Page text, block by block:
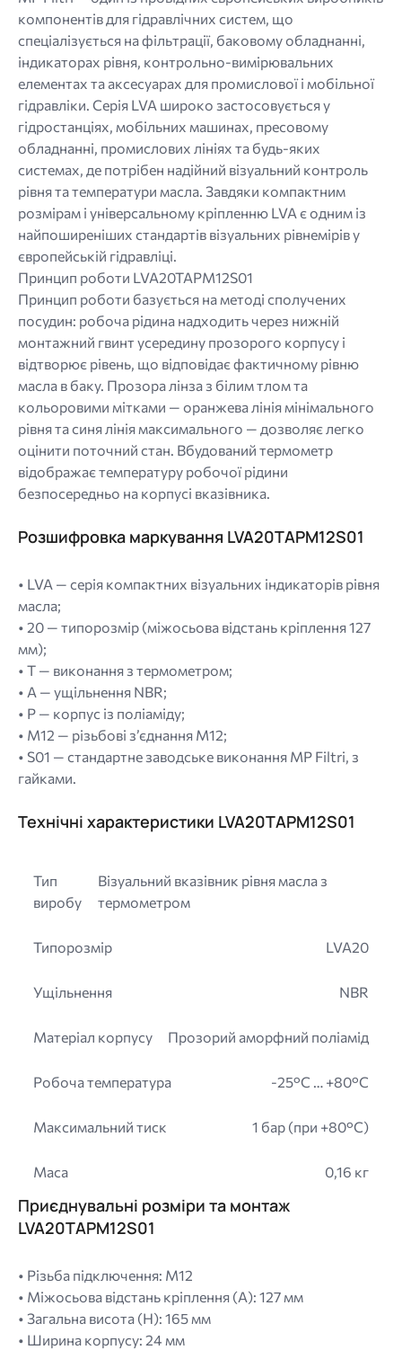
компонентів для гідравлічних систем, що
спеціалізується на фільтрації, баковому обладнанні,
індикаторах рівня, контрольно-вимірювальних
елементах та аксесуарах для промислової і мобільної
гідравліки. Серія LVA широко застосовується у
гідростанціях, мобільних машинах, пресовому
обладнанні, промислових лініях та будь-яких
системах, де потрібен надійний візуальний контроль
рівня та температури масла. Завдяки компактним
розмірам і універсальному кріпленню LVA є одним із
найпоширеніших стандартів візуальних рівнемірів у
європейській гідравліці.
Принцип роботи LVA20TAPM12S01
Принцип роботи базується на методі сполучених
посудин: робоча рідина надходить через нижній
монтажний гвинт усередину прозорого корпусу і
відтворює рівень, що відповідає фактичному рівню
масла в баку. Прозора лінза з білим тлом та
кольоровими мітками — оранжева лінія мінімального
рівня та синя лінія максимального — дозволяє легко
оцінити поточний стан. Вбудований термометр
відображає температуру робочої рідини
безпосередньо на корпусі вказівника.
Розшифровка маркування LVA20TAPM12S01
• LVA — серія компактних візуальних індикаторів рівня
масла;
• 20 — типорозмір (міжосьова відстань кріплення 127
мм);
• T — виконання з термометром;
• A — ущільнення NBR;
• P — корпус із поліаміду;
• M12 — різьбові з’єднання M12;
• S01 — стандартне заводське виконання MP Filtri, з
гайками.
Технічні характеристики LVA20TAPM12S01
Тип
виробу
Візуальний вказівник рівня масла з
термометром
Типорозмір LVA20
Ущільнення NBR
Матеріал корпусу Прозорий аморфний поліамід
Робоча температура -25°C … +80°C
Максимальний тиск 1 бар (при +80°C)
Маса 0,16 кг
Приєднувальні розміри та монтаж
LVA20TAPM12S01
• Різьба підключення: M12
• Міжосьова відстань кріплення (A): 127 мм
• Загальна висота (H): 165 мм
• Ширина корпусу: 24 мм